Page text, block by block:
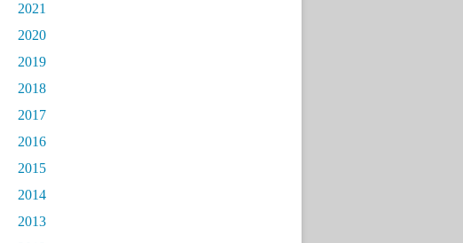
2021
2020
2019
2018
2017
2016
2015
2014
2013